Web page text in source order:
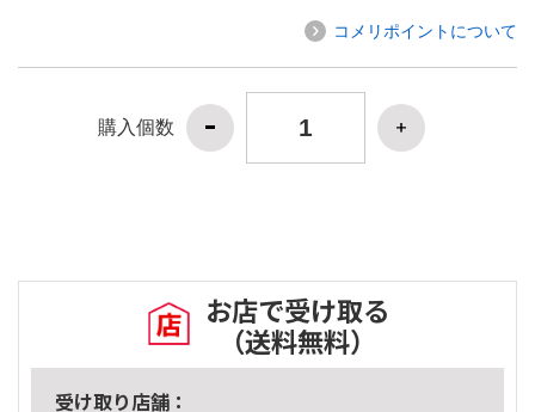
コメリポイントについて
購入個数
お店で受け取る
（送料無料）
受け取り店舗：